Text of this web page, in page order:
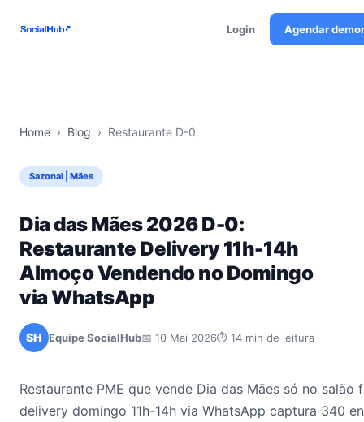
Login Agendar
Home › Blog › Restaurante D-0
Sazonal | Mães
Dia das Mães 2026 D-0:
Restaurante Delivery 11h-14h
Almoço Vendendo no Domingo
via WhatsApp
SH Equipe SocialHub📅 10 Mai 2026⏱ 14 min de leitura
Restaurante PME que vende Dia das Mães só no
delivery domingo 11h-14h via WhatsApp captura 340